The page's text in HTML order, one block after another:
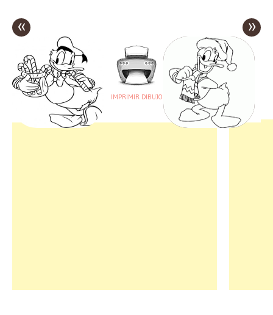
«
IMPRIMIR DIBUJO
»